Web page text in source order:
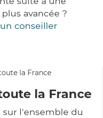
avancée ?
conseiller
la France
sur l'ensemble du